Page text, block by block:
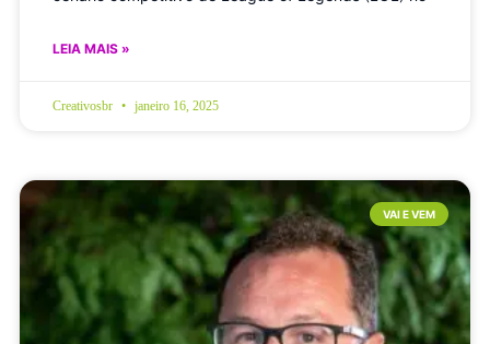
LEIA MAIS »
Creativosbr janeiro 16, 2025
VAI E VEM